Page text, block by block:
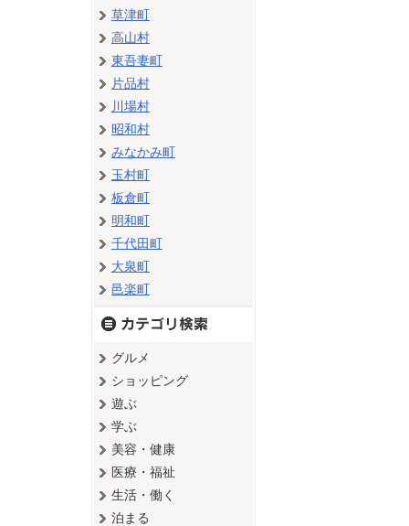
草津町
高山村
東吾妻町
片品村
川場村
昭和村
みなかみ町
玉村町
板倉町
明和町
千代田町
大泉町
邑楽町
グルメ
ショッピング
遊ぶ
学ぶ
美容・健康
医療・福祉
生活・働く
泊まる